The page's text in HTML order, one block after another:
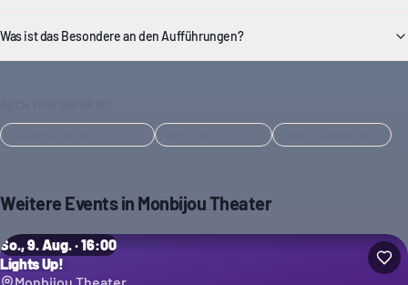
Was ist das Besondere an den Aufführungen?
Weitere Events in Monbijou Theater
So., 9. Aug. · 16:00
Lights Up!